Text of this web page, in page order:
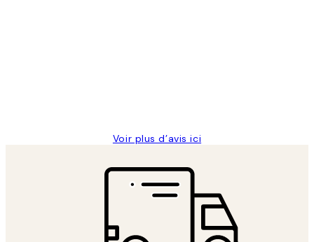
Voir plus d’avis ici